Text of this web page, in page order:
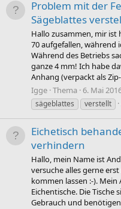
Problem mit der
Sägeblattes
Hallo zusammen, mir ist
70 aufgefallen, während
Während des Betriebs
ganze 4 mm! Ich habe
Anhang (verpackt als
Igge Thema 6. Mai
sägeblattes
verstellt
Eichetisch
verhindern
Hallo, mein Name ist
versuche alles gerne
kommen lassen :-).
Eichentische. Die Tische
Gebrauch und